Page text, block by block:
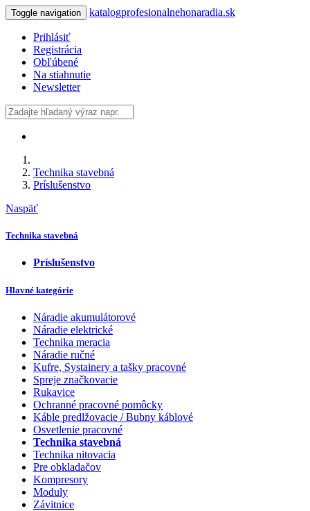
Toggle navigation katalogprofesionalnehonaradia.sk
Prihlásiť
Registrácia
Obľúbené
Na stiahnutie
Newsletter
Technika stavebná
Príslušenstvo
Naspäť
Technika stavebná
Príslušenstvo
Hlavné kategórie
Náradie akumulátorové
Náradie elektrické
Technika meracia
Náradie ručné
Kufre, Systainery a tašky pracovné
Spreje značkovacie
Rukavice
Ochranné pracovné pomôcky
Káble predlžovacie / Bubny káblové
Osvetlenie pracovné
Technika stavebná
Technika nitovacia
Pre obkladačov
Kompresory
Moduly
Závitnice